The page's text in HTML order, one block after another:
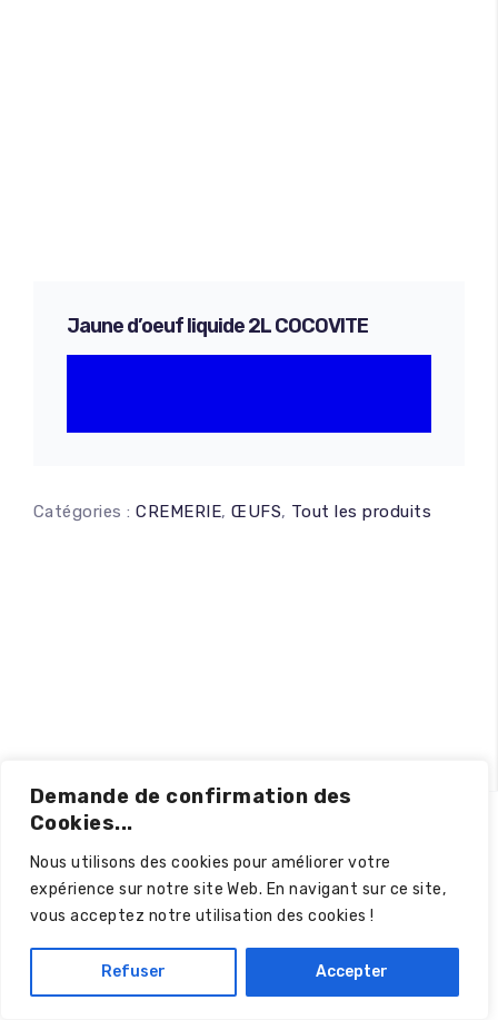
Demande de confirmation des
Cookies...
Nous utilisons des cookies pour améliorer votre
expérience sur notre site Web. En navigant sur ce site,
vous acceptez notre utilisation des cookies !
Refuser Accepter
Jaune d’oeuf liquide 2L COCOVITE
Catégories :CREMERIE,ŒUFS, Tout les produits
Création par